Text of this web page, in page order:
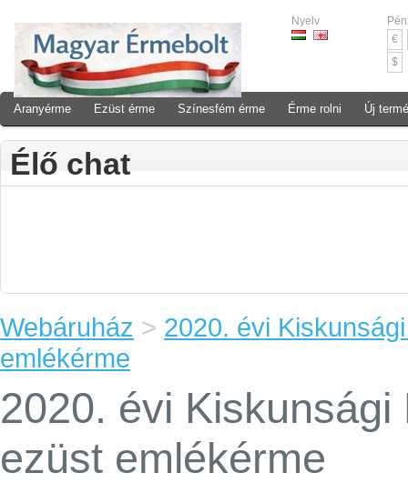
Nyelv
€
$
Aranyérme Ezüst érme Színesfém érme Érme rolni Új
Élő chat
Webáruház > 2020. évi
emlékérme
2020. évi
ezüst emlékérme